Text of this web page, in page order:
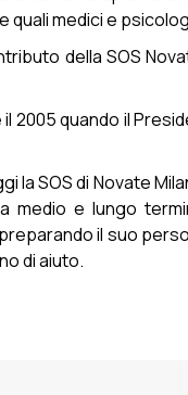
medici e
della SOS
quando il
SOS di Novate
e lungo
il suo
di aiuto.